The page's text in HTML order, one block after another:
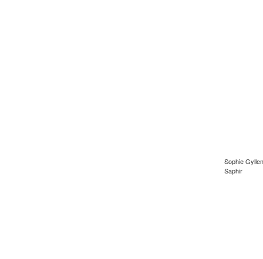
Sophie
Saphir